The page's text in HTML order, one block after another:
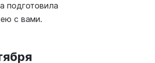
подготовила
с вами.